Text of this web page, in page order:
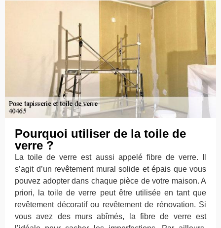
Pourquoi utiliser de la toile de
verre ?
La toile de verre est aussi appelé fibre de verre. Il
s’agit d’un revêtement mural solide et épais que vous
pouvez adopter dans chaque pièce de votre maison. A
priori, la toile de verre peut être utilisée en tant que
revêtement décoratif ou revêtement de rénovation. Si
vous avez des murs abîmés, la fibre de verre est